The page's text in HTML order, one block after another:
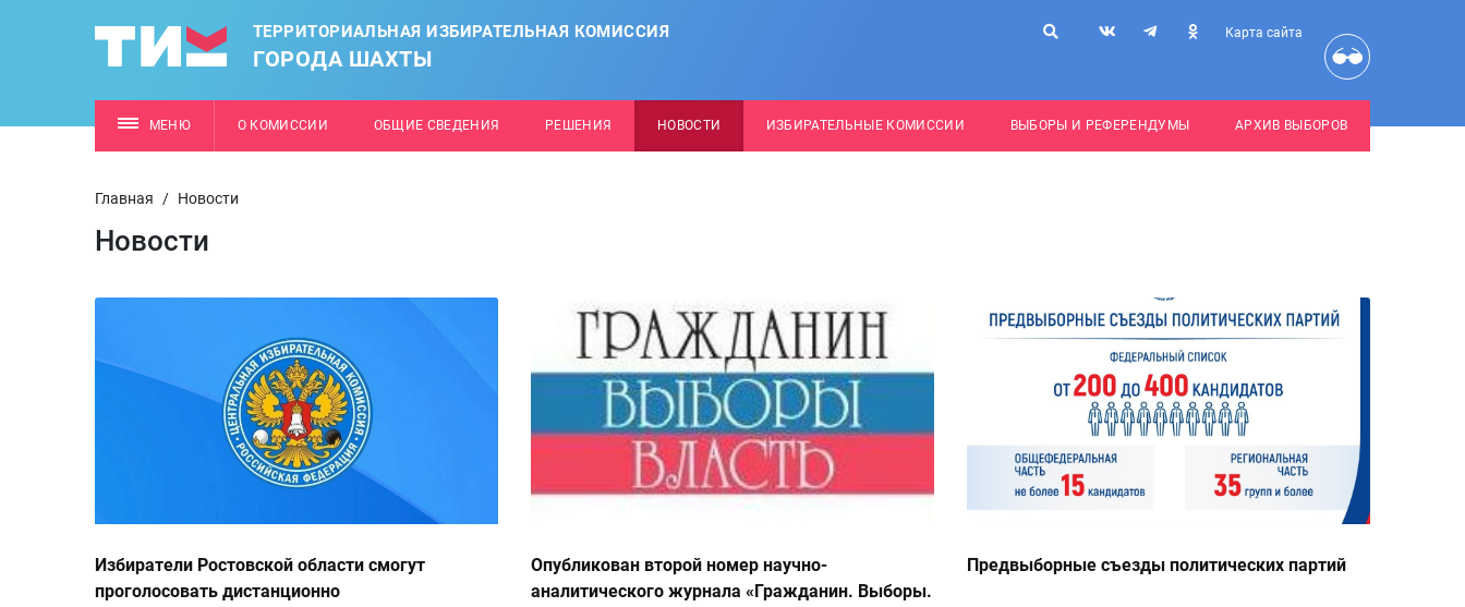
ТЕРРИТОРИАЛЬНАЯ ИЗБИРАТЕЛЬНАЯ КОМИССИЯ
ГОРОДА ШАХТЫ
Карта сайта
МЕНЮ О КОМИССИИ ОБЩИЕ СВЕДЕНИЯ РЕШЕНИЯ НОВОСТИ ИЗБИРАТЕЛЬНЫЕ КОМИССИИ ВЫБОРЫ И РЕФЕРЕНДУМЫ АРХИВ ВЫБОРОВ
Главная / Новости
Новости
Избиратели Ростовской области смогут
проголосовать дистанционно
Опубликован второй номер научно-
аналитического журнала «Гражданин. Выборы.
Предвыборные съезды политических партий